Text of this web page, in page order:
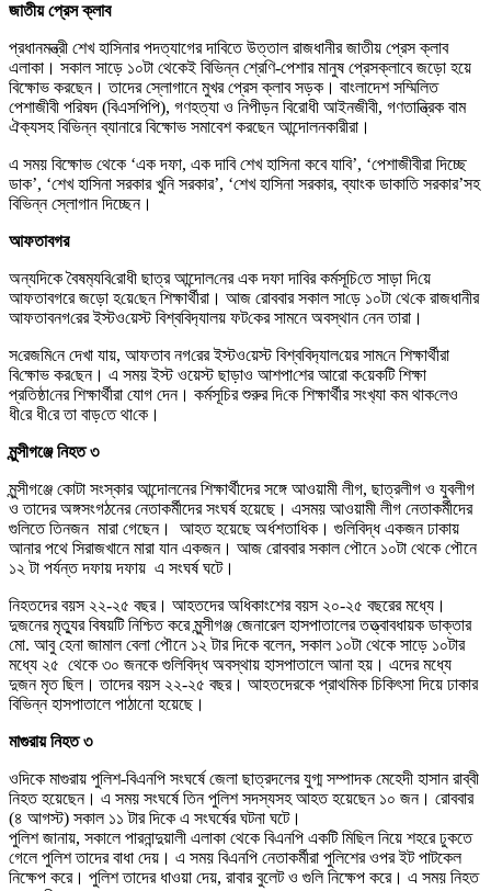
জাতীয় প্রেস ক্লাব
প্রধানমন্ত্রী শেখ হাসিনার পদত্যাগের দাবিতে উত্তাল রাজধানীর জাতীয় প্রেস ক্লাব
এলাকা। সকাল সাড়ে ১০টা থেকেই বিভিন্ন শ্রেণি-পেশার মানুষ প্রেসক্লাবে জড়ো হয়ে
বিক্ষোভ করছেন। তাদের স্লোগানে মুখর প্রেস ক্লাব সড়ক। বাংলাদেশ সম্মিলিত
পেশাজীবী পরিষদ (বিএসপিপি), গণহত্যা ও নিপীড়ন বিরোধী আইনজীবী, গণতান্ত্রিক বাম
ঐক্যসহ বিভিন্ন ব্যানারে বিক্ষোভ সমাবেশ করছেন আন্দোলনকারীরা।
এ সময় বিক্ষোভ থেকে ‘এক দফা, এক দাবি শেখ হাসিনা কবে যাবি’, ‘পেশাজীবীরা দিচ্ছে
ডাক’, ‘শেখ হাসিনা সরকার খুনি সরকার’, ‘শেখ হাসিনা সরকার, ব্যাংক ডাকাতি সরকার’সহ
বিভিন্ন স্লোগান দিচ্ছেন।
আফতাবগর
অন্যদিকে বৈষম‌্যবি‌রো‌ধী ছাত্র আন্দোল‌নের এক দফা দা‌বির কর্মসূ‌চি‌তে সাড়া দি‌য়ে
আফতাবগরে জড়ো হ‌য়ে‌ছেন শিক্ষার্থীরা। আজ রোববার সকাল সা‌ড়ে ১০টা থে‌কে রাজধানীর
আফতাবনগ‌রের ইস্টও‌য়েস্ট বিশ্ব‌বিদ‌্যালয় ফট‌কের সা‌মনে অবস্থান নেন তারা।
স‌রেজ‌মি‌নে দেখা যায়, আফতাব নগ‌রের ইস্টও‌য়েস্ট বিশ্ব‌বিদ‌্যাল‌য়ের সাম‌নে শিক্ষার্থীরা
বি‌ক্ষোভ কর‌ছেন। এ সময় ইস্ট ওয়েস্ট ছাড়াও আশপা‌শের আরো ক‌য়েক‌টি শিক্ষা
প্রতিষ্ঠা‌নের শিক্ষার্থীরা যোগ দেন। কর্মসূ‌চির শুরুর দি‌কে শিক্ষার্থীর সংখ‌্যা কম থাক‌লেও
ধী‌রে ধী‌রে তা বাড়‌তে থা‌কে।
মুন্সীগঞ্জে নিহত ৩
মুন্সীগঞ্জে কোটা সংস্কার আন্দোলনের শিক্ষার্থীদের সঙ্গে আওয়ামী লীগ, ছাত্রলীগ ও যুবলীগ
ও তাদের অঙ্গসংগঠনের নেতাকর্মীদের সংঘর্ষ হয়েছে। এসময় আওয়ামী লীগ নেতাকর্মীদের
গুলিতে তিনজন মারা গেছেন। আহত হয়েছে অর্ধশতাধিক। গুলিবিদ্ধ একজন ঢাকায়
আনার পথে সিরাজখানে মারা যান একজন। আজ রোববার সকাল পৌনে ১০টা থেকে পৌনে
১২ টা পর্যন্ত দফায় দফায় এ সংঘর্ষ ঘটে।
নিহতদের বয়স ২২-২৫ বছর। আহতদের অধিকাংশের বয়স ২০-২৫ বছরের মধ্যে।
দুজনের মৃত্যুর বিষয়টি নিশ্চিত করে মুন্সীগঞ্জ জেনারেল হাসপাতালের তত্ত্বাবধায়ক ডাক্তার
মো. আবু হেনা জামাল বেলা পৌনে ১২ টার দিকে বলেন, সকাল ১০টা থেকে সাড়ে ১০টার
মধ্যে ২৫ থেকে ৩০ জনকে গুলিবিদ্ধ অবস্থায় হাসপাতালে আনা হয়। এদের মধ্যে
দুজন মৃত ছিল। তাদের বয়স ২২-২৫ বছর। আহতদেরকে প্রাথমিক চিকিৎসা দিয়ে ঢাকার
বিভিন্ন হাসপাতালে পাঠানো হয়েছে।
মাগুরায় নিহত ৩
ওদিকে মাগুরায় পুলিশ-বিএনপি সংঘর্ষে জেলা ছাত্রদলের যুগ্ম সম্পাদক মেহেদী হাসান রাব্বী
নিহত হয়েছেন। এ সময় সংঘর্ষে তিন পুলিশ সদস্যসহ আহত হয়েছেন ১০ জন। রোববার
(৪ আগস্ট) সকাল ১১ টার দিকে এ সংঘর্ষের ঘটনা ঘটে।
পুলিশ জানায়, সকালে পারনান্দুয়ালী এলাকা থেকে বিএনপি একটি মিছিল নিয়ে শহরে ঢুকতে
গেলে পুলিশ তাদের বাধা দেয়। এ সময় বিএনপি নেতাকর্মীরা পুলিশের ওপর ইট পাটকেল
নিক্ষেপ করে। পুলিশ তাদের ধাওয়া দেয়, রাবার বুলেট ও গুলি নিক্ষেপ করে। এ সময় নিহত